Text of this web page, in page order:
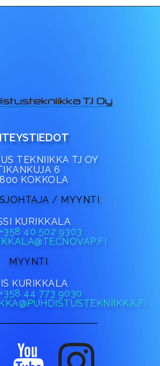
TEKNIIKKA TJ OY
6
KOKKOLA
/ MYYNTI
KURIKKALA
+358 40 502 9303
MYYNTI
KURIKKALA
+358 44 773 9030